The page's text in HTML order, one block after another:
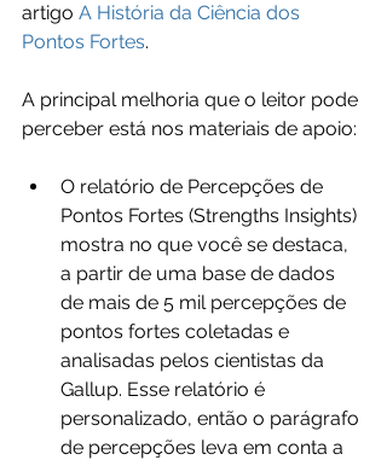
artigo A História da Ciência dos
Pontos Fortes.
A principal melhoria que o leitor pode
perceber está nos materiais de apoio:
O relatório de Percepções de
Pontos Fortes (Strengths Insights)
mostra no que você se destaca,
a partir de uma base de dados
de mais de 5 mil percepções de
pontos fortes coletadas e
analisadas pelos cientistas da
Gallup. Esse relatório é
personalizado, então o parágrafo
de percepções leva em conta a